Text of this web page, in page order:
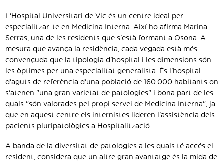
L'Hospital Universitari de Vic és un centre ideal per
especialitzar-te en Medicina Interna. Així ho afirma Marina
Serras, una de les residents que s'està formant a Osona. A
mesura que avança la residència, cada vegada està més
convençuda que la tipologia d'hospital i les dimensions són
les òptimes per una especialitat generalista. És l'hospital
d'aguts de referència d'una població de 160.000 habitants on
s'atenen "una gran varietat de patologies" i bona part de les
quals "són valorades pel propi servei de Medicina Interna", ja
que en aquest centre els internistes lideren l'assistència dels
pacients pluripatològics a Hospitalització.
A banda de la diversitat de patologies a les quals té accés el
resident, considera que un altre gran avantatge és la mida de